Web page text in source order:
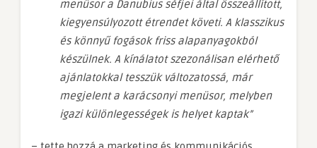
menüsor a Danubius séfjei által összeállított,
kiegyensúlyozott étrendet követi. A klasszikus
és könnyű fogások friss alapanyagokból
készülnek. A kínálatot szezonálisan elérhető
ajánlatokkal tesszük változatossá, már
megjelent a karácsonyi menüsor, melyben
igazi különlegességek is helyet kaptak”